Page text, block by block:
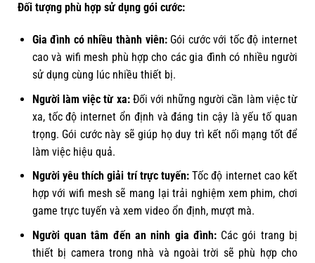
Đối tượng phù hợp sử dụng gói cước:
Gia đình có nhiều thành viên:Gói cước với tốc độ internet
cao và wifi mesh phù hợp cho các gia đình có nhiều người
sử dụng cùng lúc nhiều thiết bị.
Người làm việc từ xa:Đối với những người cần làm việc từ
xa, tốc độ internet ổn định và đáng tin cậy là yếu tố quan
trọng. Gói cước này sẽ giúp họ duy trì kết nối mạng tốt để
làm việc hiệu quả.
Người yêu thích giải trí trực tuyến: Tốc độ internet cao kết
hợp với wifi mesh sẽ mang lại trải nghiệm xem phim, chơi
game trực tuyến và xem video ổn định, mượt mà.
Người quan tâm đến an ninh gia đình:Các gói trang bị
thiết bị camera trong nhà và ngoài trời sẽ phù hợp cho